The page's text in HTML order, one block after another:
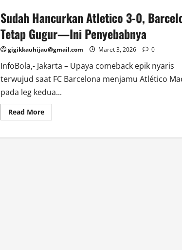
Sudah Hancurkan Atletico 3-0,
Tetap Gugur—Ini Penyebabnya
gigikkauhijau@gmail.com Maret 3, 2026 0
InfoBola,- Jakarta – Upaya comeback epik nyaris
terwujud saat FC Barcelona menjamu Atlético
pada leg kedua...
Read MoreRead
more
Hancurkan